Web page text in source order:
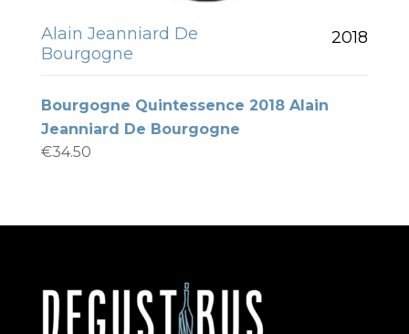
Alain Jeanniard De
Bourgogne
2018
Bourgogne Quintessence 2018 Alain
Jeanniard De Bourgogne
€34.50